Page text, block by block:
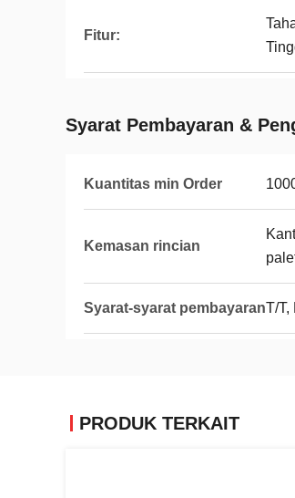
Fitur:
Syarat Pembayaran &
Kuantitas min Order
Kemasan rincian
Syarat-syarat pembayaranT/T,
PRODUK TERKAIT